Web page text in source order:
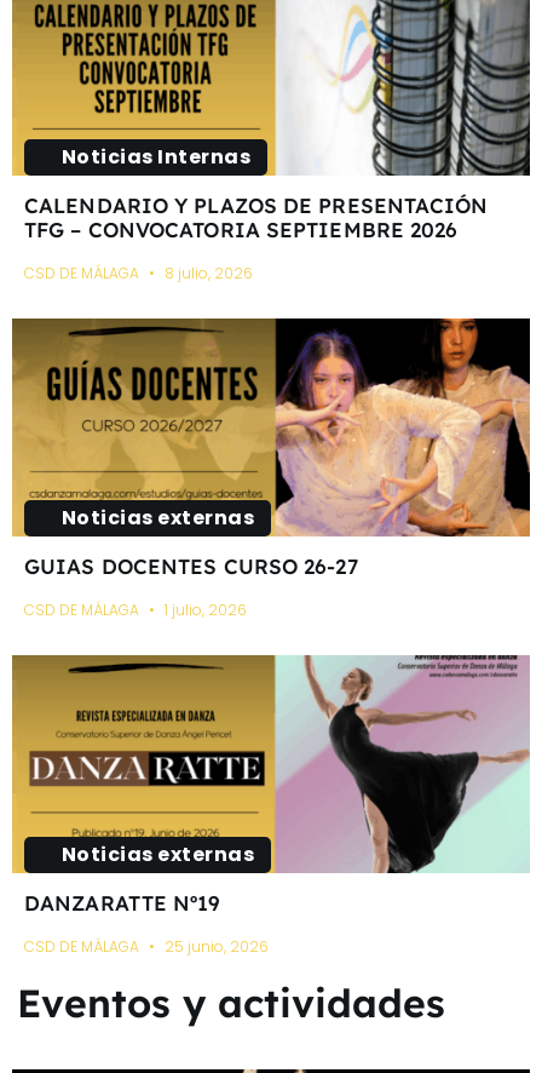
Noticias Internas
CALENDARIO Y PLAZOS DE PRESENTACIÓN
TFG – CONVOCATORIA SEPTIEMBRE 2026
CSD DE MÁLAGA 8 julio, 2026
Noticias externas
GUIAS DOCENTES CURSO 26-27
CSD DE MÁLAGA 1 julio, 2026
Noticias externas
DANZARATTE Nº19
CSD DE MÁLAGA 25 junio, 2026
Eventos y actividades